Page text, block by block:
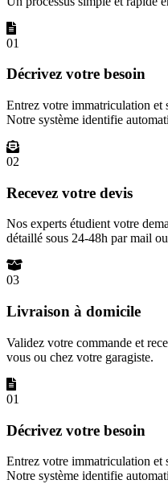
01
Décrivez votre besoin
Entrez votre immatriculation et
Notre système identifie
02
Recevez votre devis
Nos experts étudient votre
détaillé sous 24-48h par mail
03
Livraison à domicile
Validez votre commande et
vous ou chez votre garagiste.
01
Décrivez votre besoin
Entrez votre immatriculation et
Notre système identifie